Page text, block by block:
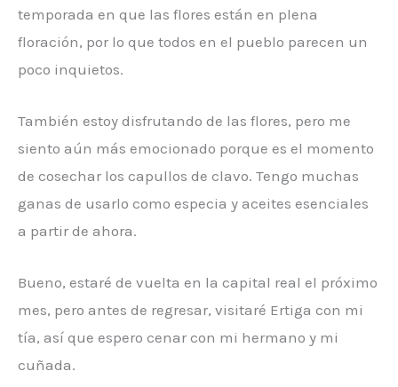
temporada en que las flores están en plena
floración, por lo que todos en el pueblo parecen un
poco inquietos.
También estoy disfrutando de las flores, pero me
siento aún más emocionado porque es el momento
de cosechar los capullos de clavo. Tengo muchas
ganas de usarlo como especia y aceites esenciales
a partir de ahora.
Bueno, estaré de vuelta en la capital real el próximo
mes, pero antes de regresar, visitaré Ertiga con mi
tía, así que espero cenar con mi hermano y mi
cuñada.